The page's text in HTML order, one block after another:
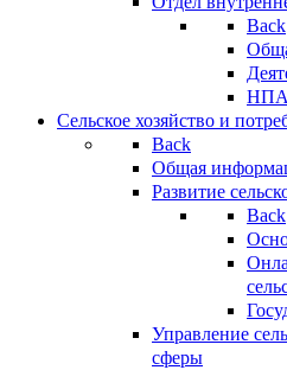
Back
Сельское хозяйство и
Back
Общая
Развитие
Back
Управление
сферы